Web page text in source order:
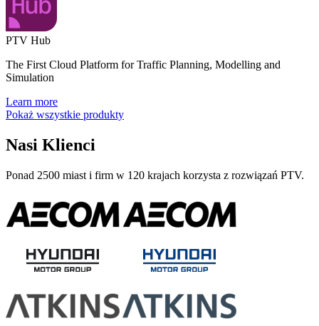
PTV Hub
The First Cloud Platform for Traffic Planning, Modelling and
Simulation
Learn more
Pokaż wszystkie produkty
Nasi Klienci
Ponad 2500 miast i firm w 120 krajach korzysta z rozwiązań PTV.